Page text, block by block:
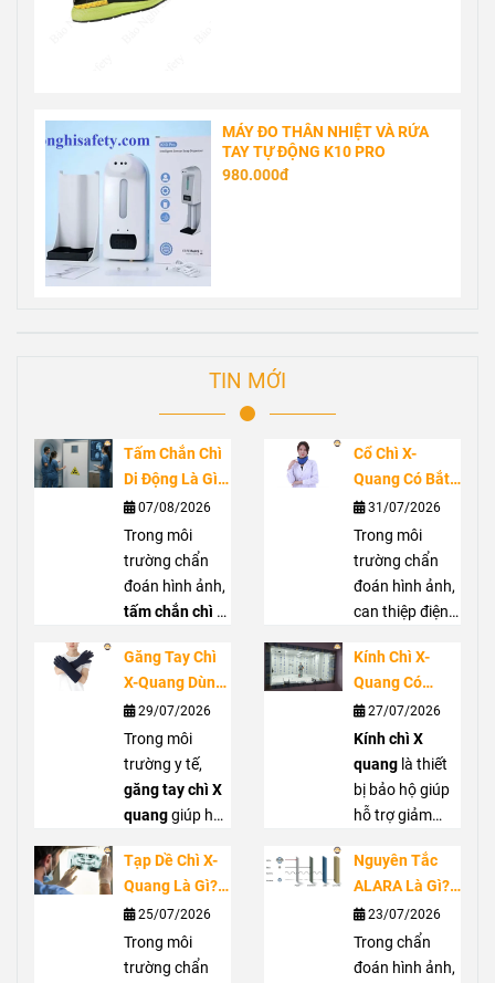
MÁY ĐO THÂN NHIỆT VÀ RỬA
TAY TỰ ĐỘNG K10 PRO
980.000đ
TIN MỚI
Tấm Chắn Chì
Di Động Là Gì?
Ứng Dụng
Trong Phòng
Chụp X-Quang
07/08/2026
Trong môi
trường chẩn
đoán hình ảnh,
tấm chắn chì di
pháp hỗ trợ che
chắn bức xạ
hiệu quả, góp
phần giảm
nguy cơ phơi
nhiễm cho
nhân viên y tế
quanh. Với
thiết kế linh
hoạt, dễ di
chuyển,màn
chắn chì di
Cổ Chì X-
Quang Có Bắt
Buộc Không?
Vai Trò Bảo Vệ
Tuyến Giáp
Trước Bức Xạ
31/07/2026
Trong môi
trường chẩn
đoán hình ảnh,
can thiệp điện
phẫu thuật C-
arm, nhân viên
y tế có thể tiếp
xúc với bức xạ
tán xạ từ tia X.
Cổ chì X quang
giúp che chắn
bảo vệ tuyến
giáp khi làm
việc gần nguồn
phát. Bài viết
sẽ giúp bạn
Găng Tay Chì
X-Quang Dùng
Trong Trường
Hợp Nào?
Hướng Dẫn
Lựa Chọn Đúng
29/07/2026
Trong môi
trường y tế,
găng tay chì X
quanggiúp hỗ
nhiễm bức xạ
cho bàn tay khi
làm việc gần
nguồn tia X,
đặc biệt tại
Kính Chì X-
Quang Có
Thực Sự Cần
Thiết? Khi Nào
Nên Sử Dụng?
27/07/2026
Kính chì X
quanglà thiết
bị bảo hộ giúp
hỗ trợ giảm
xạ cho mắt
trong môi
trường làm việc
với tia X. Bài
viết sẽ giúp bạn
Tạp Dề Chì X-
Quang Là Gì?
Khi Nào Nên
Sử Dụng Và
Cách Lựa Chọn
25/07/2026
Trong môi
trường chẩn
Nguyên Tắc
ALARA Là Gì?
Cách Giảm
Liều Chiếu
Trong Chẩn
23/07/2026
Trong chẩn
đoán hình ảnh,